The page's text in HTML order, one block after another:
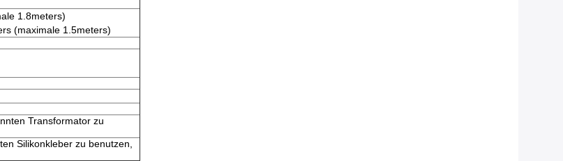
1.8meters)
(maximale 1.5meters)
Transformator zu
Silikonkleber zu benutzen,